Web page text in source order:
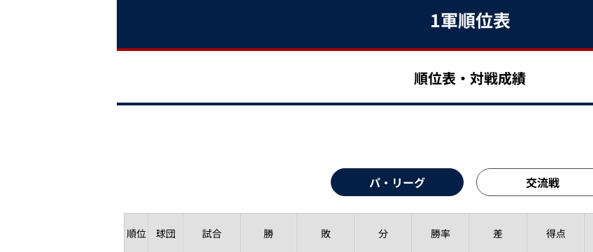
1軍順位表
順位表・対戦成績
パ・リーグ 交流戦
順位 球団 試合 勝 敗 分 勝率 差 得点